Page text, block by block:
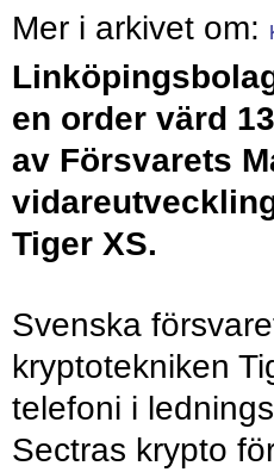
en order värd
av Försvarets
Tiger XS.
Svenska
kryptotekniken
telefoni i
Sectras krypto